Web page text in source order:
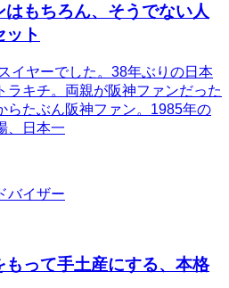
もちろん、そうでない人
ット
イヤーでした。38年ぶりの日本
ラキチ。両親が阪神ファンだった
らたぶん阪神ファン。1985年の
、日本一
バイザー
って手土産にする、本格